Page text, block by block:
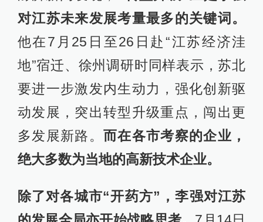
到看得要远、目标要明、方法要多、
工作要实、底线要守住。
“看得要远、目标要明、方法要多、工
作要实、底线要守住”，应是李强对江
苏未来经济发展的基本思路。而《新
华日报》7月12日头版头条刊发的一篇
评论《急不得，也慢不得》，也被外
界认为是李强观点的阐释。文章提醒
各地尤其是苏北地区，新常态下搞建